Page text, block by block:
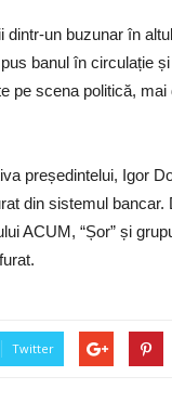
un buzunar în
banul în circulație
pe scena politică,
președintelui, Igor
din sistemul
ACUM, “Șor” și
Twitter